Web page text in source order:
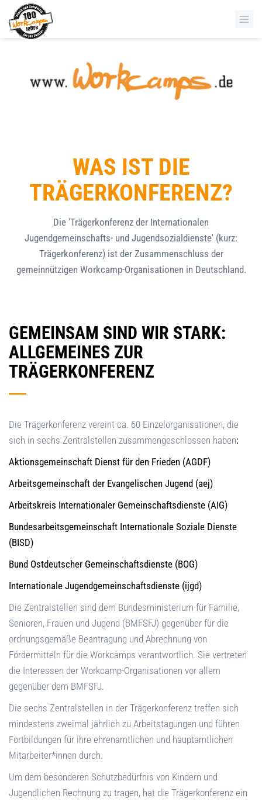
WAS IST DIE
TRÄGERKONFERENZ?
Die 'Trägerkonferenz der Internationalen
Jugendgemeinschafts- und Jugendsozialdienste' (kurz:
Trägerkonferenz) ist der Zusammenschluss der
gemeinnützigen Workcamp-Organisationen in Deutschland.
GEMEINSAM SIND WIR STARK:
ALLGEMEINES ZUR
TRÄGERKONFERENZ
Die Trägerkonferenz vereint ca. 60 Einzelorganisationen, die
sich in sechs Zentralstellen zusammengeschlossen haben:
Aktionsgemeinschaft Dienst für den Frieden (AGDF)
Arbeitsgemeinschaft der Evangelischen Jugend (aej)
Arbeitskreis Internationaler Gemeinschaftsdienste (AIG)
Bundesarbeitsgemeinschaft Internationale Soziale Dienste
(BISD)
Bund Ostdeutscher Gemeinschaftsdienste (BOG)
Internationale Jugendgemeinschaftsdienste (ijgd)
Die Zentralstellen sind dem Bundesministerium für Familie,
Senioren, Frauen und Jugend (BMFSFJ) gegenüber für die
ordnungsgemäße Beantragung und Abrechnung von
Fördermitteln für die Workcamps verantwortlich. Sie vertreten
die Interessen der Workcamp-Organisationen vor allem
gegenüber dem BMFSFJ.
Die sechs Zentralstellen in der Trägerkonferenz treffen sich
mindestens zweimal jährlich zu Arbeitstagungen und führen
Fortbildungen für ihre ehrenamtlichen und hauptamtlichen
Mitarbeiter*innen durch.
Um dem besonderen Schutzbedürfnis von Kindern und
Jugendlichen Rechnung zu tragen, hat die Trägerkonferenz ein